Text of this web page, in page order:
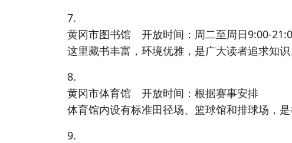
7.
黄冈市图书馆 开放时间：周二至周日9:00-
这里藏书丰富，环境优雅，是广大读者追求知识
8.
黄冈市体育馆 开放时间：根据赛事安排
体育馆内设有标准田径场、篮球馆和排球场，是
9.